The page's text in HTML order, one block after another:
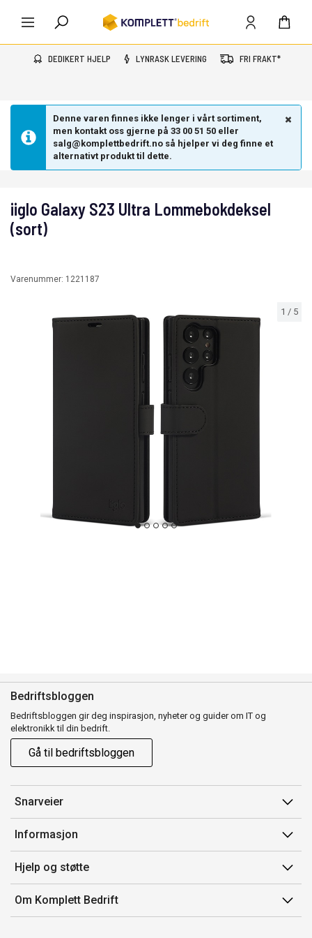
DEDIKERT HJELP LYNRASK LEVERING FRI FRAKT*
Denne varen finnes ikke lenger i vårt sortiment,
men kontakt oss gjerne på 33 00 51 50 eller
salg@komplettbedrift.no så hjelper vi deg finne et
alternativt produkt til dette.
1 / 5
iiglo Galaxy S23 Ultra Lommebokdeksel
(sort)
Varenummer: 1221187
Bedriftsbloggen
Bedriftsbloggen gir deg inspirasjon, nyheter og guider om IT og
elektronikk til din bedrift.
Gå til bedriftsbloggen
Snarveier
Min side
Ordreoversikt
Mine produkter
Informasjon
Salgsbetingelser
Avtalevilkår for Komplett Bedrift Pluss
Produsenter
Hjelp og støtte
Kontakt oss
Retur
Om Komplett Bedrift